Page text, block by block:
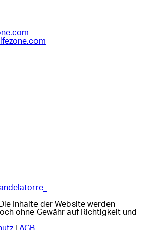
Inhalte der Website werden
ohne Gewähr auf Richtigkeit und